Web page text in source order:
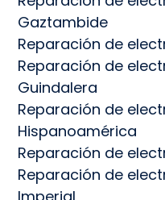
Gaztambide
Reparación de
Reparación de
Guindalera
Reparación de
Hispanoamérica
Reparación de
Reparación de